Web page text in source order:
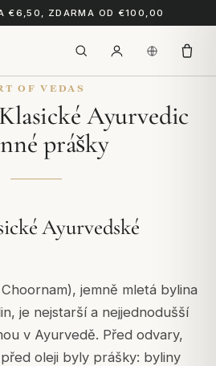
€6,50, ZDARMA OD €100,00
OF VEDAS
Ayurvedic
prášky
Ayurvedské
Choornam), jemně mletá bylina
je nejstarší a nejjednodušší
v Ayurvedě. Před odvary,
oleji byly prášky: byliny